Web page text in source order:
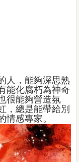
人，能夠深思熟
能化腐朽為神奇
很能夠營造氛
，總是能帶給別
情感專家。